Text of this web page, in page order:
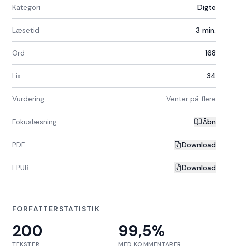
Kategori Digte
Læsetid 3 min.
Ord 168
Lix 34
Vurdering Venter på flere
Fokuslæsning Åbn
PDF Download
EPUB Download
FORFATTERSTATISTIK
200
TEKSTER
99,5%
MED KOMMENTARER